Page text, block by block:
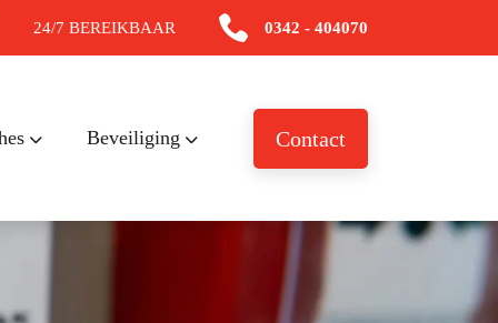
24/7 BEREIKBAAR 0342 - 404070
Beveiliging Contact